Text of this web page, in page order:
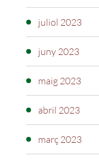
juliol 2023
juny 2023
maig 2023
abril 2023
març 2023